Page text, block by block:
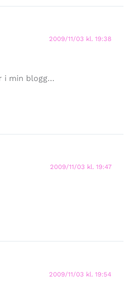
2009/11/03 kl. 19:38
i min blogg…
2009/11/03 kl. 19:47
2009/11/03 kl. 19:54